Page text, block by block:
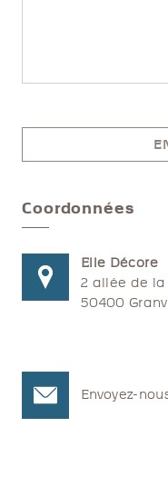
Coordonnées
Elle Décore
2 allée de la
50400
Envoyez-